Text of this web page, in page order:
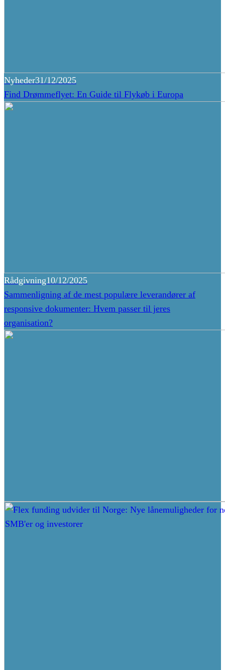
Nyheder31/12/2025
Find Drømmeflyet: En Guide til Flykøb i Europa
Rådgivning10/12/2025
Sammenligning af de mest populære leverandører af
responsive dokumenter: Hvem passer til jeres
organisation?